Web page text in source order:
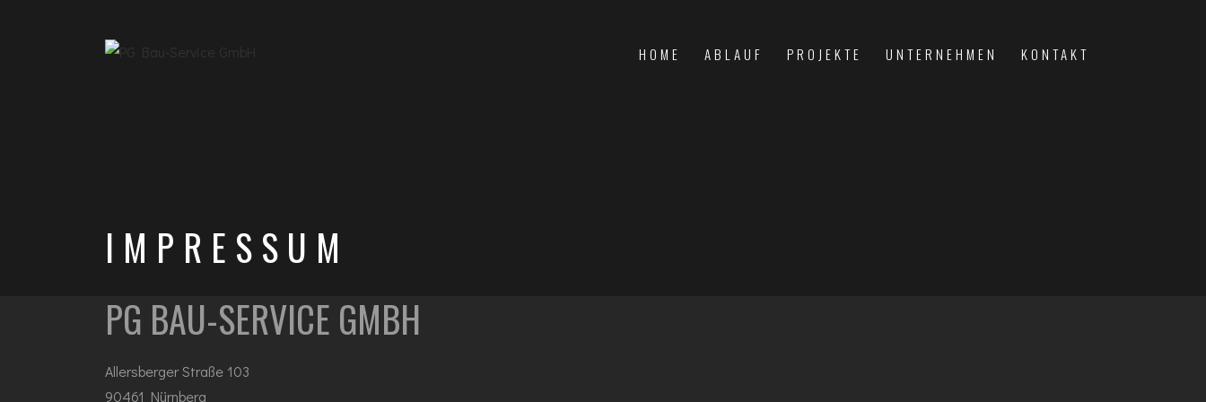
HOME ABLAUF PROJEKTE UNTERNEHMEN KONTAKT
IMPRESSUM
PG BAU-SERVICE GMBH
Allersberger Straße 103
90461 Nürnberg